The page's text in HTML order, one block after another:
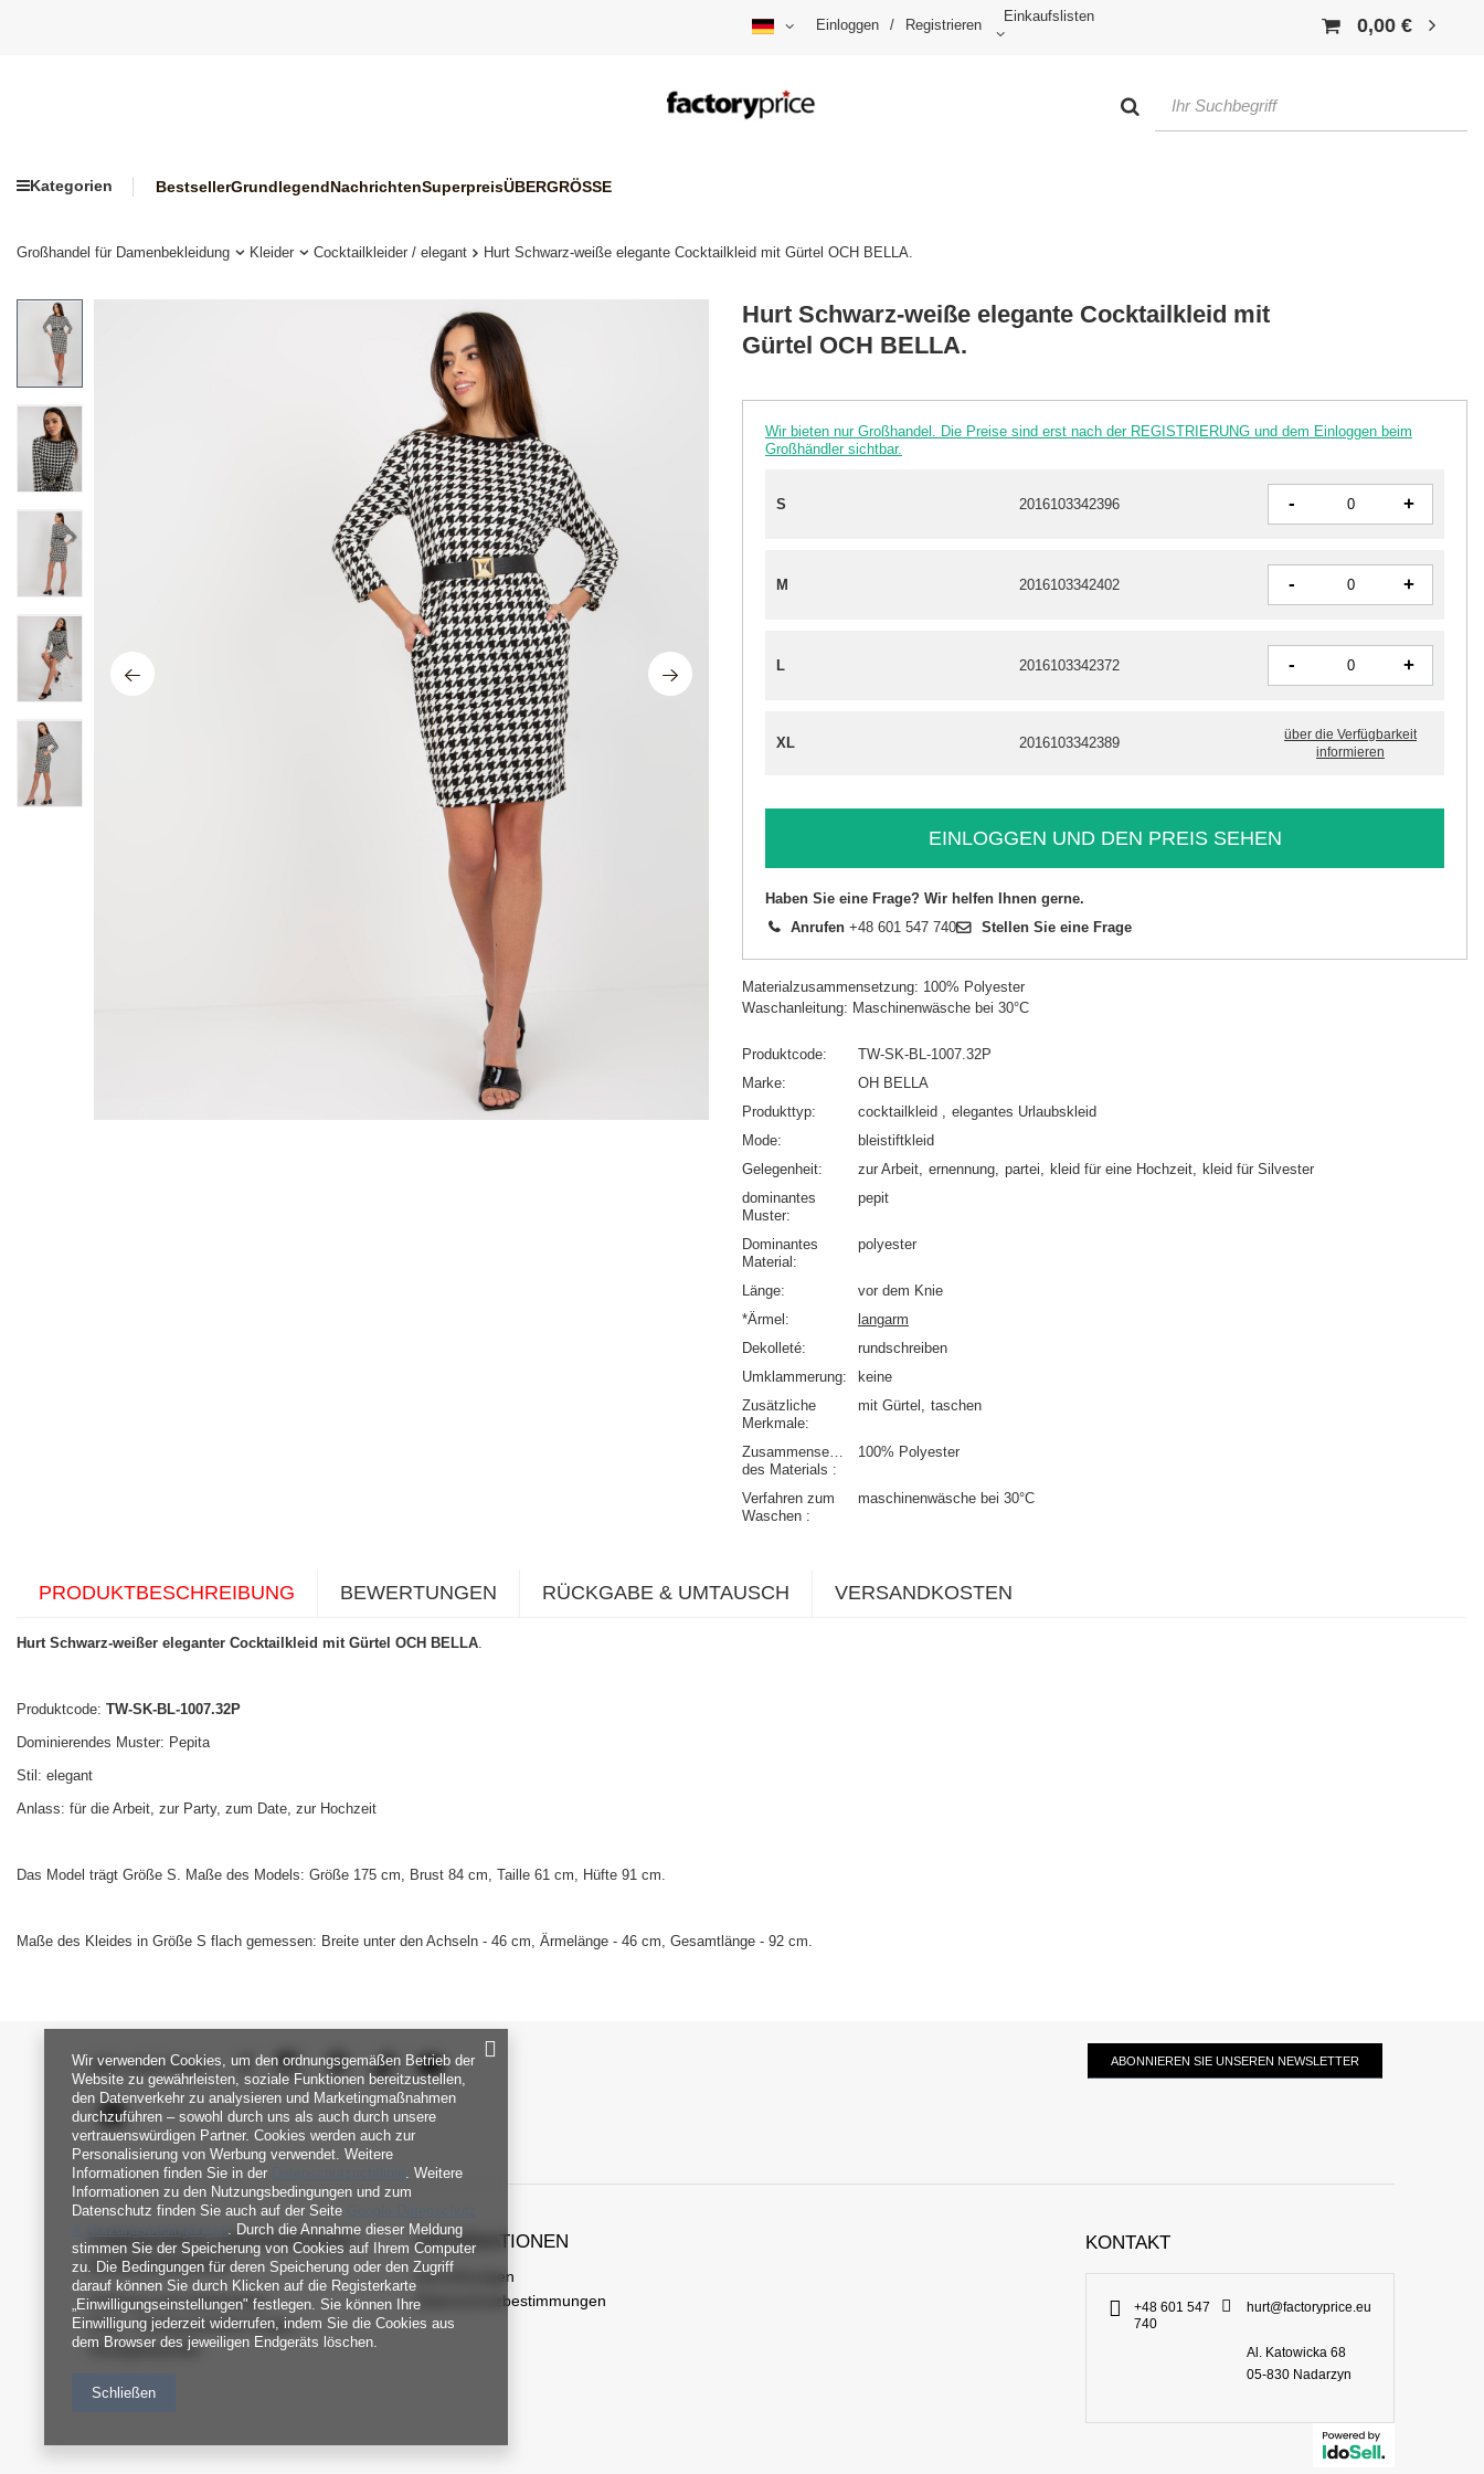
Einloggen / Registrieren
Einkaufslisten 0,00 €
Kategorien BestsellerGrundlegendNachrichtenSuperpreisÜBERGRÖSSE
Großhandel für Damenbekleidung Kleider Cocktailkleider / elegant Hurt Schwarz-weiße elegante Cocktailkleid mit Gürtel OCH BELLA.
Hurt Schwarz-weiße elegante Cocktailkleid mit
Gürtel OCH BELLA.
Wir bieten nur Großhandel. Die Preise sind erst nach der REGISTRIERUNG und dem Einloggen beim
Großhändler sichtbar.
S 2016103342396 - +
M 2016103342402 - +
L 2016103342372 - +
XL 2016103342389
über die Verfügbarkeit
informieren
EINLOGGEN UND DEN PREIS SEHEN
Haben Sie eine Frage? Wir helfen Ihnen gerne.
Anrufen +48 601 547 740 Stellen Sie eine Frage
Materialzusammensetzung: 100% Polyester
Waschanleitung: Maschinenwäsche bei 30°C
Produktcode
TW-SK-BL-1007.32P
Marke
OH BELLA
Produkttyp
cocktailkleid
elegantes Urlaubskleid
Mode
bleistiftkleid
Gelegenheit
zur Arbeit ernennung partei kleid für eine Hochzeit
kleid für Silvester
dominantes
Muster
pepit
Dominantes
Material
polyester
Länge
vor dem Knie
*Ärmel
langarm
Dekolleté
rundschreiben
Umklammerung
keine
Zusätzliche
Merkmale
mit Gürtel taschen
Zusammensetzung
des Materials
100% Polyester
Verfahren zum
Waschen
maschinenwäsche bei 30°C
PRODUKTBESCHREIBUNG BEWERTUNGEN RÜCKGABE & UMTAUSCH VERSANDKOSTEN
Hurt Schwarz-weißer eleganter Cocktailkleid mit Gürtel OCH BELLA.
Produktcode: TW-SK-BL-1007.32P
Dominierendes Muster: Pepita
Stil: elegant
Anlass: für die Arbeit, zur Party, zum Date, zur Hochzeit
Das Model trägt Größe S. Maße des Models: Größe 175 cm, Brust 84 cm, Taille 61 cm, Hüfte 91 cm.
Maße des Kleides in Größe S flach gemessen: Breite unter den Achseln - 46 cm, Ärmelänge - 46 cm, Gesamtlänge - 92 cm.
SEI UNS NAH ABONNIEREN SIE UNSEREN NEWSLETTER
FABRIKPREIS-GROSSHANDEL-K
UNDENDIENST
Zahlung und Lieferkosten
FAQ - Häufig gestellte Fragen
Rückgabepolitik
INFORMATIONEN
Verordnungen
Datenschutzbestimmungen
KONTAKT
+48 601 547
740
hurt@factoryprice.eu
Al. Katowicka 68
05-830 Nadarzyn
Wir verwenden Cookies, um den ordnungsgemäßen Betrieb der
Website zu gewährleisten, soziale Funktionen bereitzustellen,
den Datenverkehr zu analysieren und Marketingmaßnahmen
durchzuführen – sowohl durch uns als auch durch unsere
vertrauenswürdigen Partner. Cookies werden auch zur
Personalisierung von Werbung verwendet. Weitere
Informationen finden Sie in der
. Weitere
Informationen zu den Nutzungsbedingungen und zum
Datenschutz finden Sie auch auf der Seite
& Nutzungsbedingungen . Durch die Annahme dieser Meldung
stimmen Sie der Speicherung von Cookies auf Ihrem Computer
zu. Die Bedingungen für deren Speicherung oder den Zugriff
darauf können Sie durch Klicken auf die Registerkarte
„Einwilligungseinstellungen" festlegen. Sie können Ihre
Einwilligung jederzeit widerrufen, indem Sie die Cookies aus
dem Browser des jeweiligen Endgeräts löschen.
Schließen